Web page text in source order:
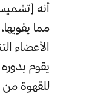
أنه
مما
الأعضاء
يقوم
للقهوة من